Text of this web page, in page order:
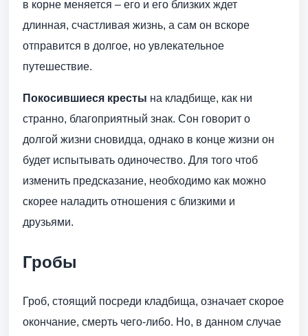
в корне меняется – его и его близких ждет
длинная, счастливая жизнь, а сам он вскоре
отправится в долгое, но увлекательное
путешествие.
Покосившиеся кресты на кладбище, как ни
странно, благоприятный знак. Сон говорит о
долгой жизни сновидца, однако в конце жизни он
будет испытывать одиночество. Для того чтоб
изменить предсказание, необходимо как можно
скорее наладить отношения с близкими и
друзьями.
Гробы
Гроб, стоящий посреди кладбища, означает скорое
окончание, смерть чего-либо. Но, в данном случае